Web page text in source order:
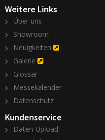
Weitere Links
Über uns
Showroom
Neuigkeiten
Galerie
Glossar
Messekalender
Datenschutz
Kundenservice
Daten-Upload